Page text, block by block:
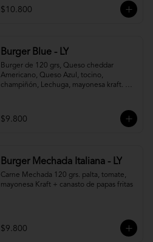
$10.800
Burger Blue - LY
Burger de 120 grs, Queso cheddar
Americano, Queso Azul, tocino,
champiñón, Lechuga, mayonesa kraft. +
$9.800
Burger Mechada Italiana - LY
Carne Mechada 120 grs. palta, tomate,
mayonesa Kraft + canasto de papas fritas
$9.800